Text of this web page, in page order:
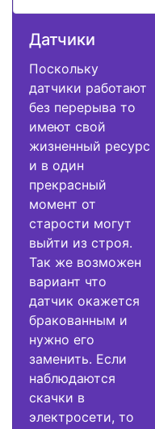
Датчики
Поскольку
датчики работают
без перерыва то
имеют свой
жизненный ресурс
и в один
прекрасный
момент от
старости могут
выйти из строя.
Так же возможен
вариант что
датчик окажется
бракованным и
нужно его
заменить. Если
наблюдаются
скачки в
электросети, то